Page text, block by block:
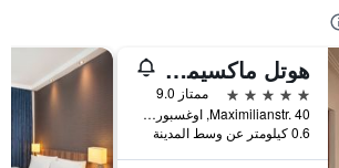
هوتل ماكسيميليانز
5 نجوم
ممتاز 9.0
Maximilianstr. 40, اوغسبورغ, بافاريا, ألمانيا
0.6 كيلومتر عن وسط المدينة